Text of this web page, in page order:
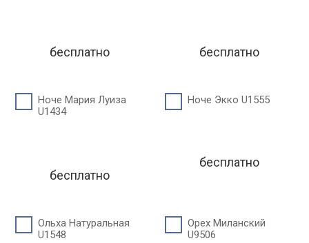
бесплатно бесплатно
Ноче Мария Луиза
U1434
бесплатно
Ноче Экко U1555
бесплатно
Ольха Натуральная
U1548
Орех Миланский
U9506